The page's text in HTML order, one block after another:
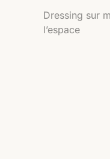
Dressing sur
l’espace